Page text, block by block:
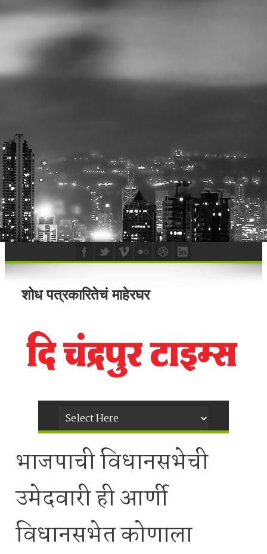
शोध पत्रकारितेचं माहेरघर
भाजपाची विधानसभेची
उमेदवारी ही आर्णी
विधानसभेत कोणाला